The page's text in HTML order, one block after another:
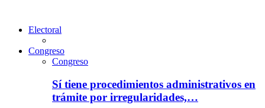
Electoral
Congreso
Congreso
Sí tiene procedimientos administrativos en
trámite por irregularidades,…